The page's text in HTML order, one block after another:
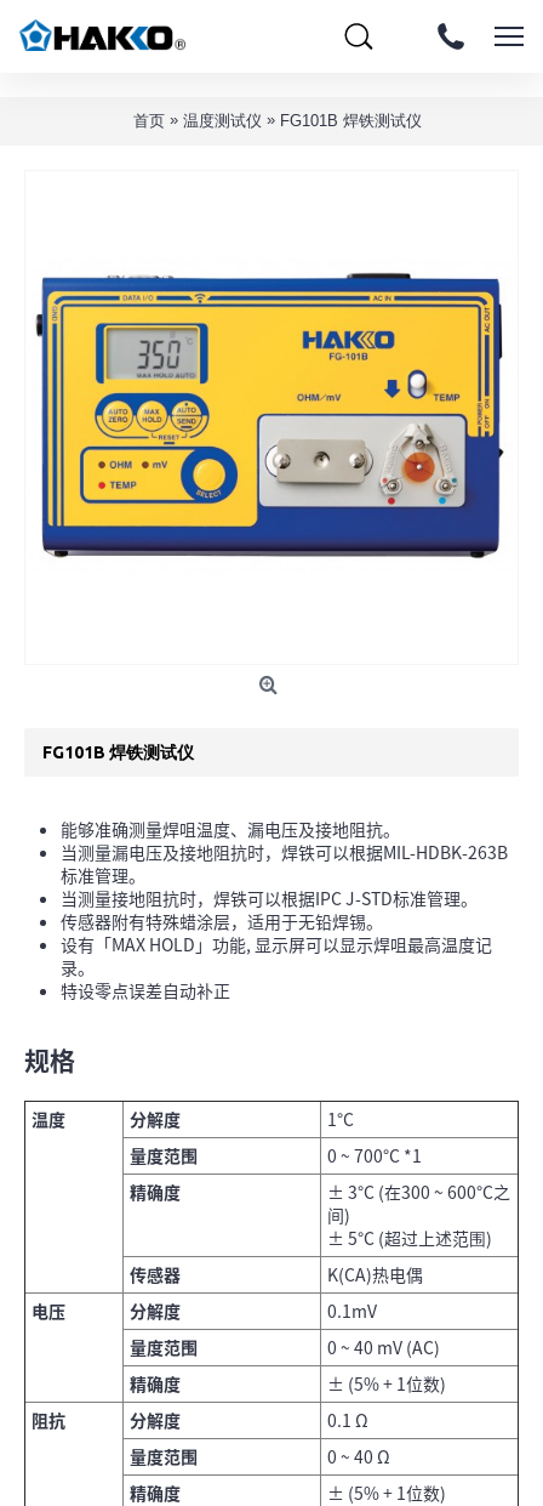
首页 » 温度测试仪 » FG101B 焊铁测试仪
FG101B 焊铁测试仪
能够准确测量焊咀温度、漏电压及接地阻抗。
当测量漏电压及接地阻抗时，焊铁可以根据MIL-HDBK-263B
标准管理。
当测量接地阻抗时，焊铁可以根据IPC J-STD标准管理。
传感器附有特殊蜡涂层，适用于无铅焊锡。
设有「MAX HOLD」功能, 显示屏可以显示焊咀最高温度记
录。
特设零点误差自动补正
规格
温度 分解度
1°C
量度范围
0 ~ 700°C *1
精确度
± 3°C (在300 ~ 600°C之
间)
± 5°C (超过上述范围)
传感器
K(CA)热电偶
电压
分解度
0.1mV
量度范围
0 ~ 40 mV (AC)
精确度
± (5% + 1位数)
阻抗
分解度
0.1 Ω
量度范围
0 ~ 40 Ω
精确度
± (5% + 1位数)